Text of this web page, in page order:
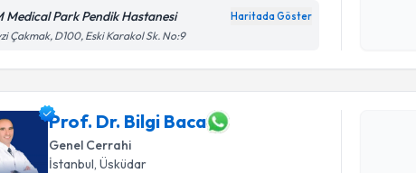
Medical Park Pendik Hastanesi Haritada Göster
Çakmak, D100, Eski Karakol Sk. No:9
Prof. Dr. Bilgi Baca
Genel Cerrahi
İstanbul , Üsküdar
Randevu
Prof. Dr.